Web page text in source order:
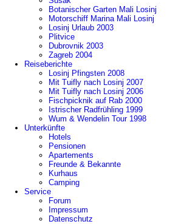
Botanischer Garten Mali Losinj
Motorschiff Marina Mali Losinj
Losinj Urlaub 2003
Plitvice
Dubrovnik 2003
Zagreb 2004
Reiseberichte
Losinj Pfingsten 2008
Mit Tuifly nach Losinj 2007
Mit Tuifly nach Losinj 2006
Fischpicknik auf Rab 2000
Istrischer Radfrühling 1999
Wum & Wendelin Tour 1998
Unterkünfte
Hotels
Pensionen
Apartements
Freunde & Bekannte
Kurhaus
Camping
Service
Forum
Impressum
Datenschutz